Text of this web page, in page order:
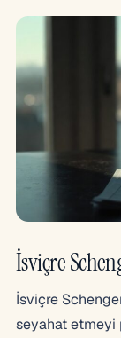
İsviçre
İsviçre
seyahat etmeyi